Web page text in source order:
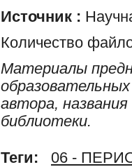
Источник :
Количество
Материалы
автора,
библиотеки.
Теги: 06 -